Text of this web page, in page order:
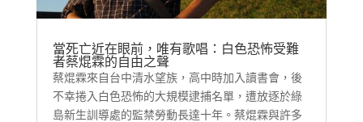
當死亡近在眼前，唯有歌唱：白色恐怖受難
者蔡焜霖的自由之聲
蔡焜霖來自台中清水望族，高中時加入讀書會，後
不幸捲入白色恐怖的大規模逮捕名單，遭放逐於綠
島新生訓導處的監禁勞動長達十年。蔡焜霖與許多